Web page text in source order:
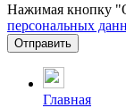
Нажимая кнопку
персональных
Отправить
Главная